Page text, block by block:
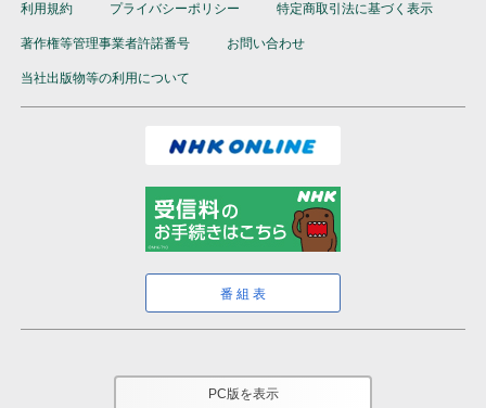
利用規約 プライバシーポリシー 特定商取引法に基づく表示
著作権等管理事業者許諾番号 お問い合わせ
当社出版物等の利用について
番組表
PC版を表示